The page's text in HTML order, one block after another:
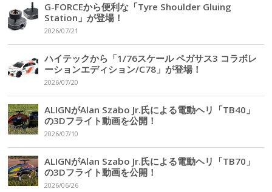
G-FORCEから便利な「Tyre Shoulder Gluing
Station」が登場！
2026/07/21
ハイテックから「1/76スケール ペガサス3 コラボレ
ーションエディション/C78」が登場！
2026/07/20
ALIGNがAlan Szabo Jr.氏による電動ヘリ「TB40」
の3Dフライト動画を公開！
2026/07/10
ALIGNがAlan Szabo Jr.氏による電動ヘリ「TB70」
の3Dフライト動画を公開！
2026/06/26